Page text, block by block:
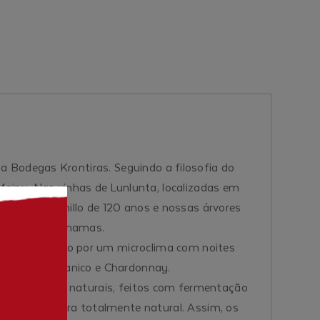
Bodegas Krontiras. Seguindo a filosofia do
Nas vinhas de Lunlunta, localizadas em
e Tempranillo de 120 anos e nossas árvores
burros e lhamas.
completado por um microclima com noites
Aglianico e Chardonnay.
e naturais, feitos com fermentação
uma cultura totalmente natural. Assim, os